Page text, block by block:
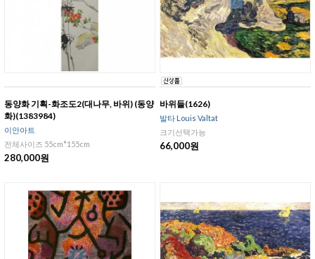
동양화 기획-화조도2(대나무, 바위) (동양
화)(1383984)
이안아트
전체사이즈 55cm*155cm
280,000원
바위들(1626)
발타 Louis Valtat
크기선택가능
66,000원